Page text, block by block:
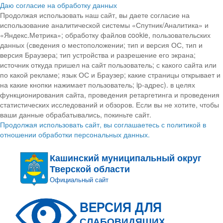
Даю согласие на обработку данных
Продолжая использовать наш сайт, вы даете согласие на
использование аналитической системы «Спутник/Аналитика» и
«Яндекс.Метрика»; обработку файлов cookie, пользовательских
данных (сведения о местоположении; тип и версия ОС, тип и
версия Браузера; тип устройства и разрешение его экрана;
источник откуда пришел на сайт пользователь; с какого сайта или
по какой рекламе; язык ОС и Браузер; какие страницы открывает и
на какие кнопки нажимает пользователь; ip-адрес). в целях
функционирования сайта, проведения ретаргетинга и проведения
статистических исследований и обзоров. Если вы не хотите, чтобы
ваши данные обрабатывались, покиньте сайт.
Продолжая использовать сайт, вы соглашаетесь с политикой в
отношении обработки персональных данных.